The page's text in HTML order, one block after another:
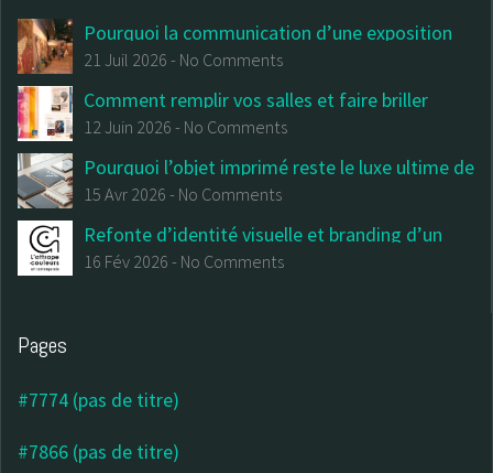
Pourquoi la communication d’une exposition
commence avant la première salle
21 Juil 2026 - No Comments
Comment remplir vos salles et faire briller
votre institution : Le (vrai) guide du design
culturel et de la billetterie
12 Juin 2026 - No Comments
Pourquoi l’objet imprimé reste le luxe ultime de
votre communication institutionnelle
15 Avr 2026 - No Comments
Refonte d’identité visuelle et branding d’un
centre d’art contemporain
16 Fév 2026 - No Comments
Pages
#7774 (pas de titre)
#7866 (pas de titre)